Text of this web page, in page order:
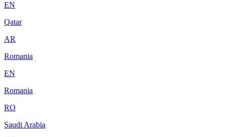
EN
Qatar
AR
Romania
EN
Romania
RO
Saudi Arabia